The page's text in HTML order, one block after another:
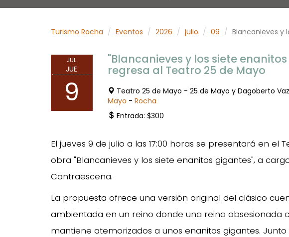
Turismo Rocha Eventos 2026 julio 09 Blancanieves y
JUL
JUE
9
"Blancanieves y los siete
regresa al Teatro 25 de Mayo
Teatro 25 de Mayo - 25 de Mayo y Dagoberto
Mayo - Rocha
Entrada: $300
El jueves 9 de julio a las 17:00 horas se presentará en el
obra "Blancanieves y los siete enanitos gigantes", a
Contraescena.
La propuesta ofrece una versión original del clásico
ambientada en un reino donde una reina obsesionada
mantiene atemorizados a unos enanitos gigantes.